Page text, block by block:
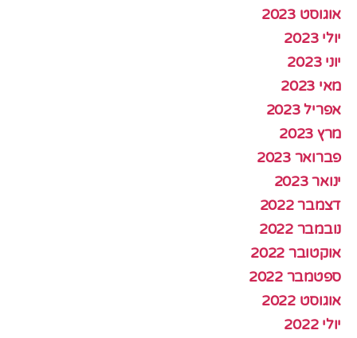
אוגוסט 2023
יולי 2023
יוני 2023
מאי 2023
אפריל 2023
מרץ 2023
פברואר 2023
ינואר 2023
דצמבר 2022
נובמבר 2022
אוקטובר 2022
ספטמבר 2022
אוגוסט 2022
יולי 2022